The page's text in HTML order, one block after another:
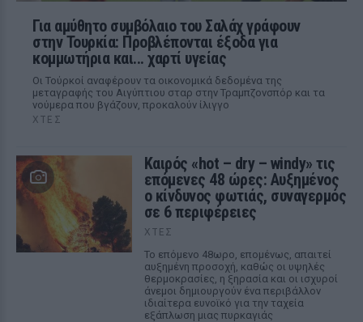
Για αμύθητο συμβόλαιο του Σαλάχ γράφουν
στην Τουρκία: Προβλέπονται έξοδα για
κομμωτήρια και... χαρτί υγείας
Οι Τούρκοί αναφέρουν τα οικονομικά δεδομένα της
μεταγραφής του Αιγύπτιου σταρ στην Τραμπζονσπόρ και τα
νούμερα που βγάζουν, προκαλούν ίλιγγο
ΧΤΕΣ
Καιρός «hot – dry – windy» τις
επόμενες 48 ώρες: Αυξημένος
ο κίνδυνος φωτιάς, συναγερμός
σε 6 περιφέρειες
ΧΤΕΣ
Το επόμενο 48ωρο, επομένως, απαιτεί
αυξημένη προσοχή, καθώς οι υψηλές
θερμοκρασίες, η ξηρασία και οι ισχυροί
άνεμοι δημιουργούν ένα περιβάλλον
ιδιαίτερα ευνοϊκό για την ταχεία
εξάπλωση μιας πυρκαγιάς